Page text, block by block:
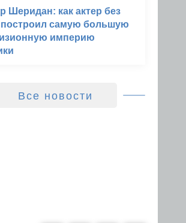
Шеридан: как актер без
построил самую большую
империю
Все новости